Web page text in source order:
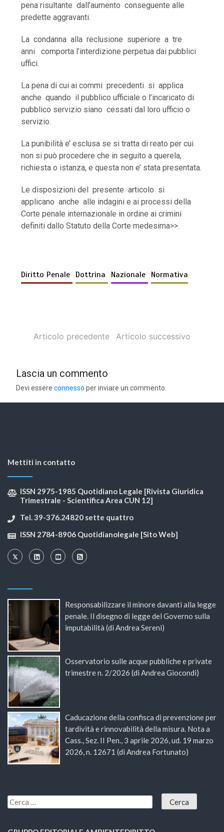
pena risultante dall’aumento conseguente alle
predette aggravanti.
La condanna alla reclusione superiore a tre
anni comporta l’interdizione perpetua dai pubblici
uffici.
La pena di cui ai commi precedenti si applica
anche quando il pubblico ufficiale o l’incaricato di
pubblico servizio siano cessati dal loro ufficio o
servizio.
La punibilità e’ esclusa se si tratta di reato per cui
non si può procedere che in seguito a querela,
richiesta o istanza, e questa non e’ stata presentata.
Le disposizioni del presente articolo si
applicano anche alle indagini e ai processi della
Corte penale internazionale in ordine ai crimini
definiti dallo Statuto della Corte medesima>>.
Diritto Penale Dottrina Nazionale Normativa
Articolo precedente Articolo successivo
Lascia un commento
Devi essereconnesso per inviare un commento.
Mettiti in contatto
ISSN 2975-1985 Quotidiano Legale [Rivista Giuridica
Trimestrale - Scientifica Area CUN 12]
Tel. 39-376.24820 sette quattro
ISSN 2784-8906 Quotidianolegale [Sito Web]
Responsabilizzare il minore davanti alla legge
penale. Il disegno di legge del Governo sulla
imputabilità (di Andrea Sereni)
Osservatorio sulle acque pubbliche e private
trimestre n. 2/2026 (di Andrea Giocondi)
Caducazione della confisca di prevenzione per
tardività e rinnovabilità della misura. Nota a
Cass., Sez. II Pen., 3 aprile 2026, ud. 19 marzo
2026, n. 12671 (di Andrea Fortunato)